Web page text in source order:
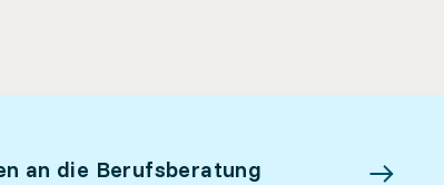
an die Berufsberatung